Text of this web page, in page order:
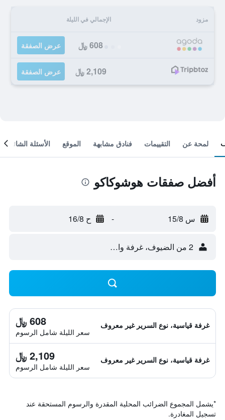
مزود الإجمالي في الليلة
608 ﷼ عرض الصفقة
2,109 ﷼ عرض الصفقة
لمحة عن التقييمات فنادق مشابهة الموقع الأسئلة الشائعة
أفضل صفقات هوشوكاكو
س 15/8 - ح 16/8
2 من الضيوف، غرفة واحدة
غرفة قياسية، نوع السرير غير معروف 608 ﷼
سعر الليلة شامل الرسوم
غرفة قياسية، نوع السرير غير معروف 2,109 ﷼
سعر الليلة شامل الرسوم
*يشمل المجموع الضرائب المحلية المقدرة والرسوم المستحقة عند
تسجيل المغادرة.